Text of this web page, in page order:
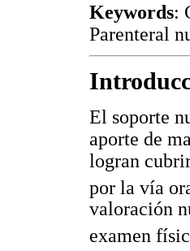
Keywords:
Parenteral
El soporte
aporte de
logran
por la vía
valoración
examen